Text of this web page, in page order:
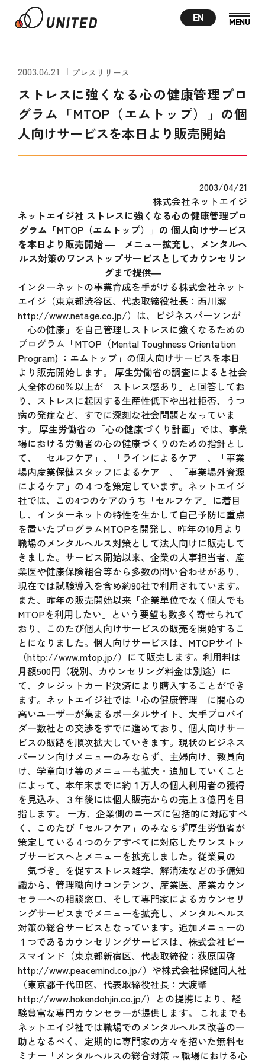
EN
2003.04.21 プレスリリース
ストレスに強くなる心の健康管理プロ
グラム「MTOP（エムトップ）」の個
人向けサービスを本日より販売開始
2003/04/21
株式会社ネットエイジ
ネットエイジ社 ストレスに強くなる心の健康管理プロ
グラム「MTOP（エムトップ）」の 個人向けサービス
を本日より販売開始 ― メニュー拡充し、メンタルヘ
ルス対策のワンストップサービスとしてカウンセリン
グまで提供―
インターネットの事業育成を手がける株式会社ネット
エイジ（東京都渋谷区、代表取締役社長：西川潔
http://www.netage.co.jp/）は、ビジネスパーソンが
「心の健康」を自己管理しストレスに強くなるための
プログラム「MTOP（Mental Toughness Orientation
Program) ：エムトップ」の個人向けサービスを本日
より販売開始します。 厚生労働省の調査によると社会
人全体の60％以上が「ストレス感あり」と回答してお
り、ストレスに起因する生産性低下や出社拒否、うつ
病の発症など、すでに深刻な社会問題となっていま
す。 厚生労働省の「心の健康づくり計画」では、事業
場における労働者の心の健康づくりのための指針とし
て、「セルフケア」、「ラインによるケア」、「事業
場内産業保健スタッフによるケア」、「事業場外資源
によるケア」の４つを策定しています。ネットエイジ
社では、この4つのケアのうち「セルフケア」に着目
し、インターネットの特性を生かして自己予防に重点
を置いたプログラムMTOPを開発し、昨年の10月より
職場のメンタルヘルス対策として法人向けに販売して
きました。サービス開始以来、企業の人事担当者、産
業医や健康保険組合等から多数の問い合わせがあり、
現在では試験導入を含め約90社で利用されています。
また、昨年の販売開始以来「企業単位でなく個人でも
MTOPを利用したい」という要望も数多く寄せられて
おり、このたび個人向けサービスの販売を開始するこ
とになりました。個人向けサービスは、MTOPサイト
（http://www.mtop.jp/）にて販売します。利用料は
月額500円（税別、カウンセリング料金は別途）に
て、クレジットカード決済により購入することができ
ます。ネットエイジ社では「心の健康管理」に関心の
高いユーザーが集まるポータルサイト、大手プロバイ
ダー数社との交渉をすでに進めており、個人向けサー
ビスの販路を順次拡大していきます。現状のビジネス
パーソン向けメニューのみならず、主婦向け、教員向
け、学童向け等のメニューも拡大・追加していくこと
によって、本年末までに約１万人の個人利用者の獲得
を見込み、３年後には個人販売からの売上３億円を目
指します。 一方、企業側のニーズに包括的に対応すべ
く、このたび「セルフケア」のみならず厚生労働省が
策定している４つのケアすべてに対応したワンストッ
プサービスへとメニューを拡充しました。従業員の
「気づき」を促すストレス雑学、解消法などの予備知
識から、管理職向けコンテンツ、産業医、産業カウン
セラーへの相談窓口、そして専門家によるカウンセリ
ングサービスまでメニューを拡充し、メンタルヘルス
対策の総合サービスとなっています。追加メニューの
１つであるカウンセリングサービスは、株式会社ピー
スマインド（東京都新宿区、代表取締役：荻原国啓
http://www.peacemind.co.jp/）や株式会社保健同人社
（東京都千代田区、代表取締役社長：大渡肇
http://www.hokendohjin.co.jp/）との提携により、経
験豊富な専門カウンセラーが提供します。 これまでも
ネットエイジ社では職場でのメンタルヘルス改善の一
助となるべく、定期的に専門家の方々を招いた無料セ
ミナー「メンタルヘルスの総合対策 ～職場における心